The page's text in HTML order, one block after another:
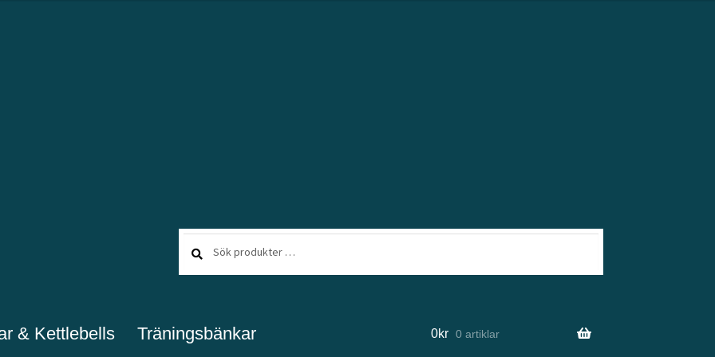
Sök
efter:
Sök
& Kettlebells Träningsbänkar 0kr 0 artiklar